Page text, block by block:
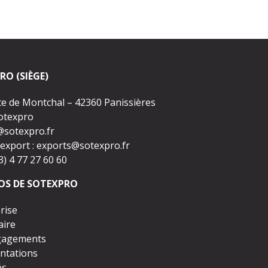
(SIÈGE)
de Montchal – 42360 Panissières
:exports@sotexpro.fr
4 77 27 60 60
DE SOTEXPRO